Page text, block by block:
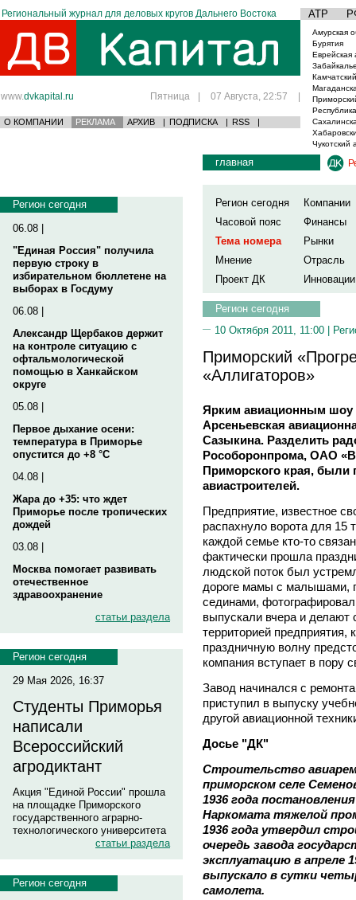
Региональный журнал для деловых кругов Дальнего Востока АТР
www.dvkapital.ru Пятница | 07 Августа, 22:57 |
О КОМПАНИИ РЕКЛАМА АРХИВ | ПОДПИСКА | RSS |
Амурская
Бурятия
Еврейская
Чукотский
Регион сегодня
06.08 |
"Единая Россия" получила
первую строку в
избирательном бюллетене на
выборах в Госдуму
06.08 |
Александр Щербаков держит
на контроле ситуацию с
офтальмологической
помощью в Ханкайском
округе
05.08 |
Первое дыхание осени:
температура в Приморье
опустится до +8 °C
04.08 |
Жара до +35: что ждет
Приморье после тропических
дождей
03.08 |
Москва помогает развивать
отечественное
здравоохранение
статьи раздела
Регион сегодня
29 Мая 2026, 16:37
Студенты Приморья
написали
Всероссийский
агродиктант
Акция "Единой России" прошла
на площадке Приморского
государственного аграрно-
технологического университета
статьи раздела
Регион сегодня
главная
Регион сегодня
Компании
Часовой пояс
Финансы
Тема номера
Рынки
Мнение
Отрасль
Проект ДК
Инновации
Регион сегодня
10 Октября 2011, 11:00 |
Приморский
«Аллигаторов»
Ярким авиационным шоу
Арсеньевская
Сазыкина. Разделить
Рособоронпрома, ОАО
Приморского края,
авиастроителей.
Предприятие, известное
распахнуло ворота для 15
каждой семье кто-то
фактически прошла
людской поток был
дороге мамы с малышами,
сединами,
выпускали вчера и
территорией предприятия,
праздничную волну
компания вступает в пору
Завод начинался с
приступил в выпуску
другой авиационной
Досье "ДК"
Строительство
приморском селе
1936 года
Наркомата тяжелой
1936 года утвердил
очередь завода
эксплуатацию в апреле
выпускало в сутки
самолета.